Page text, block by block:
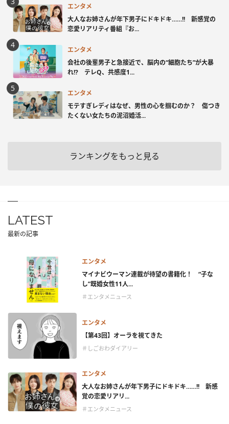
エンタメ
大人なお姉さんが年下男子にドキドキ……!! 新感覚の
恋愛リアリティ番組『お...
エンタメ
会社の後輩男子と急接近で、脳内の“細胞たち”が大暴
れ!? テレQ、共感度1...
エンタメ
モテすぎレディはなぜ、男性の心を掴むのか？ 傷つき
たくない女たちの泥沼婚活...
ランキングをもっと見る
LATEST
最新の記事
エンタメ
マイナビウーマン連載が待望の書籍化！ “子な
し”既婚女性11人...
＃エンタメニュース
エンタメ
【第43回】オーラを視てきた
＃しごおわダイアリー
エンタメ
大人なお姉さんが年下男子にドキドキ……!! 新感
覚の恋愛リアリ...
＃エンタメニュース